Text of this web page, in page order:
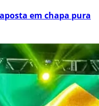
em chapa pura